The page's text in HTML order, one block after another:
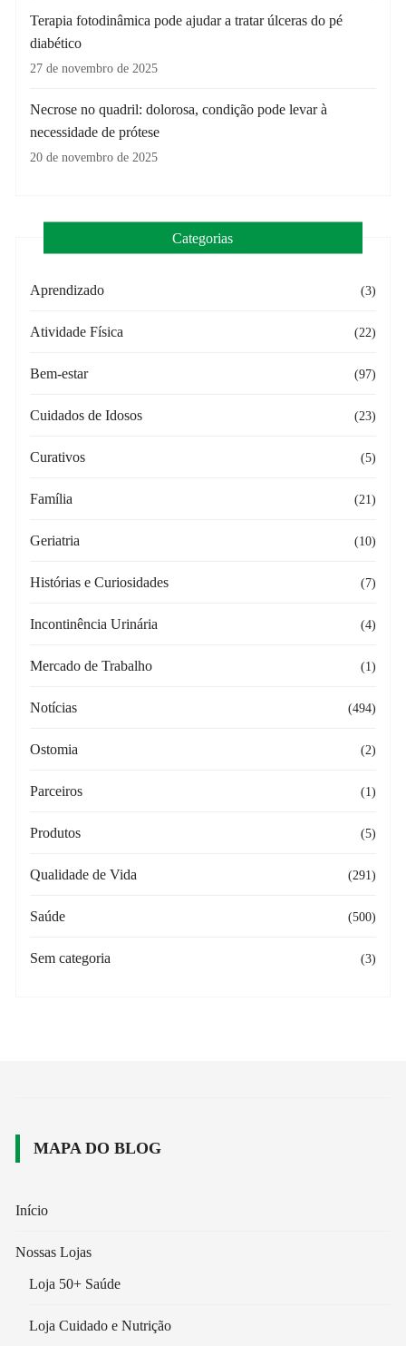
Terapia fotodinâmica pode ajudar a tratar úlceras do pé
diabético
27 de novembro de 2025
Necrose no quadril: dolorosa, condição pode levar à
necessidade de prótese
20 de novembro de 2025
Categorias
Aprendizado (3)
Atividade Física (22)
Bem-estar (97)
Cuidados de Idosos (23)
Curativos (5)
Família (21)
Geriatria (10)
Histórias e Curiosidades (7)
Incontinência Urinária (4)
Mercado de Trabalho (1)
Notícias (494)
Ostomia (2)
Parceiros (1)
Produtos (5)
Qualidade de Vida (291)
Saúde (500)
Sem categoria (3)
MAPA DO BLOG
Início
Nossas Lojas
Loja 50+ Saúde
Loja Cuidado e Nutrição